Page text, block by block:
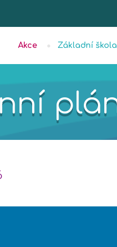
Akce Základní škola
plán